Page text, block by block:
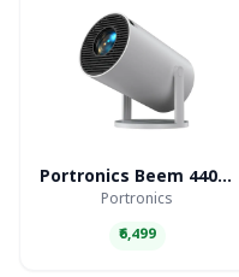
Portronics Beem 440 Smart LED Projector
Portronics
₹6,499